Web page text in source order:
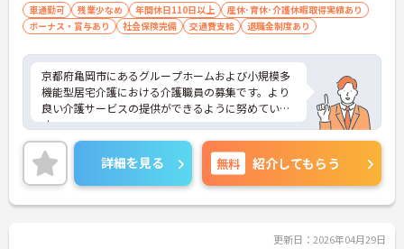
車通勤可 残業少なめ 年間休日110日以上
産休･育休･介護休暇取得実績あり
ボーナス・賞与あり
社会保険完備 交通費支給 退職金制度あり
京都府亀岡市にあるグループホームおよび小規模多
機能型居宅介護における介護職員の募集です。より
良い介護サービスの提供ができるように努めていま
す。
介護業務はもちろんリーダー候補として職員のマネ
ジメントや教育・育成、ご利用者やご家族との連絡
等の業務を行っていただきます。
ご興味のある方には、面接対策ポイントなど、さら
に詳細をお話しいたしますのでお気軽にご相談くだ
詳細を見る 無料 紹介してもらう
更新日：2026年04月29日